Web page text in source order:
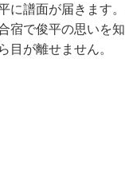
に譜面が届きます
宿で俊平の思い
目が離せません。